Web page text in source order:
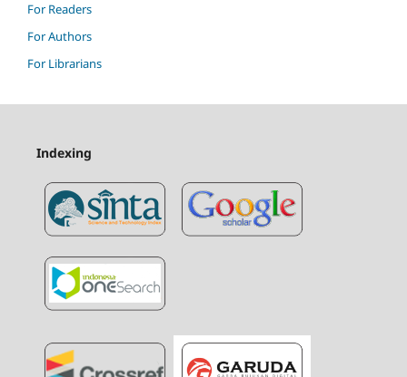
For Readers
For Authors
For Librarians
Indexing